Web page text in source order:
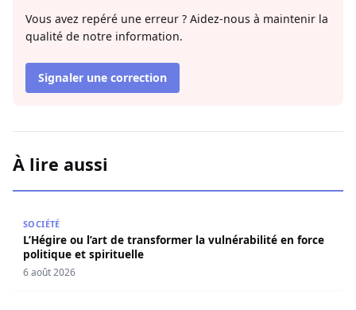
Vous avez repéré une erreur ? Aidez-nous à maintenir la
qualité de notre information.
Signaler une correction
À lire aussi
SOCIÉTÉ
L’Hégire ou l’art de transformer la vulnérabilité en force
politique et spirituelle
6 août 2026